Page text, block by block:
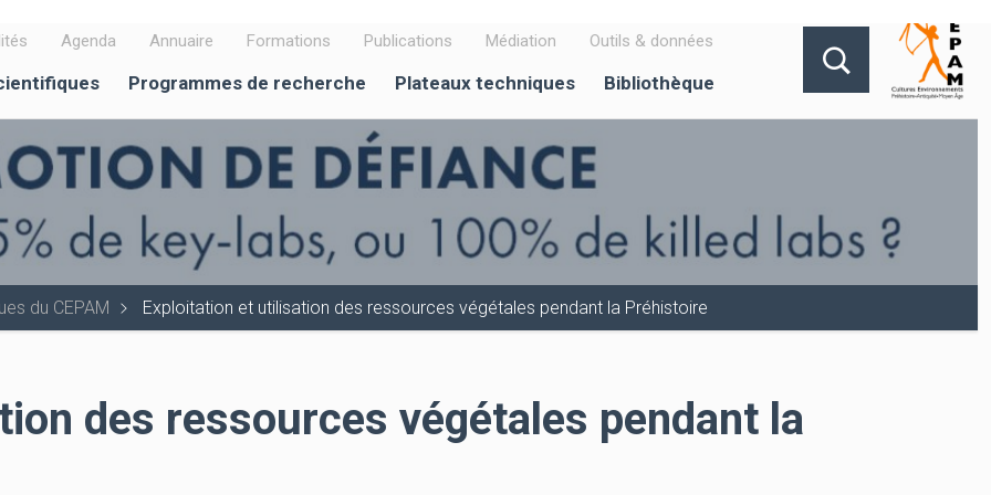
Agenda Annuaire Formations Publications Médiation Outils & données
Programmes de recherche Plateaux techniques Bibliothèque
du CEPAM Exploitation et utilisation des ressources végétales pendant la Préhistoire
des ressources végétales pendant la